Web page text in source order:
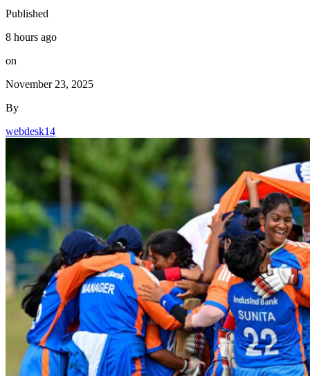
Published
8 hours ago
on
November 23, 2025
By
webdesk14